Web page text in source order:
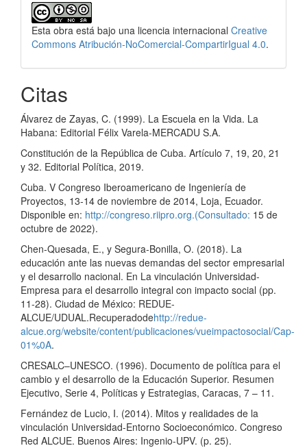
Esta obra está bajo una licencia internacional Creative
Commons Atribución-NoComercial-CompartirIgual 4.0.
Citas
Álvarez de Zayas, C. (1999). La Escuela en la Vida. La
Habana: Editorial Félix Varela-MERCADU S.A.
Constitución de la República de Cuba. Artículo 7, 19, 20, 21
y 32. Editorial Política, 2019.
Cuba. V Congreso Iberoamericano de Ingeniería de
Proyectos, 13-14 de noviembre de 2014, Loja, Ecuador.
Disponible en: http://congreso.riipro.org.(Consultado: 15 de
octubre de 2022).
Chen-Quesada, E., y Segura-Bonilla, O. (2018). La
educación ante las nuevas demandas del sector empresarial
y el desarrollo nacional. En La vinculación Universidad-
Empresa para el desarrollo integral con impacto social (pp.
11-28). Ciudad de México: REDUE-
ALCUE/UDUAL.Recuperadodehttp://redue-
alcue.org/website/content/publicaciones/vueimpactosocial/Cap-
01%0A.
CRESALC–UNESCO. (1996). Documento de política para el
cambio y el desarrollo de la Educación Superior. Resumen
Ejecutivo, Serie 4, Políticas y Estrategias, Caracas, 7 – 11.
Fernández de Lucio, I. (2014). Mitos y realidades de la
vinculación Universidad-Entorno Socioeconómico. Congreso
Red ALCUE. Buenos Aires: Ingenio-UPV. (p. 25).